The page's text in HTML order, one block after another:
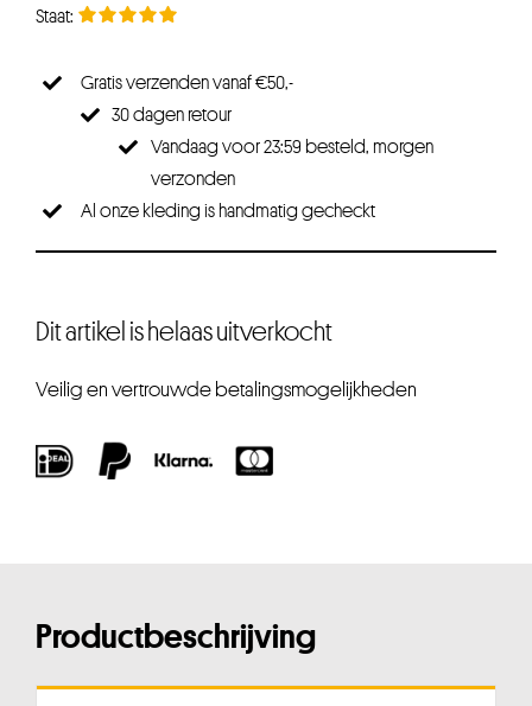
Gratis verzenden vanaf €50,-
30 dagen retour
Vandaag voor 23:59 besteld, morgen
verzonden
Al onze kleding is handmatig gecheckt
Dit artikel is helaas uitverkocht
Veilig en vertrouwde betalingsmogelijkheden
Productbeschrijving